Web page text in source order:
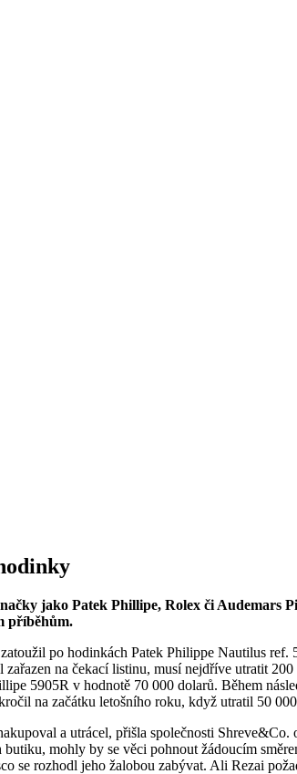
jako Patek Phillipe, Rolex či Audemars
příběhům.
po hodinkách Patek Philippe Nautilus ref.
na čekací listinu, musí nejdříve utratit
5905R v hodnotě 70 000 dolarů. Během
na začátku letošního roku, když utratil 50
a utrácel, přišla společnosti
mohly by se věci pohnout žádoucím
se rozhodl jeho žalobou zabývat. Ali Rezai